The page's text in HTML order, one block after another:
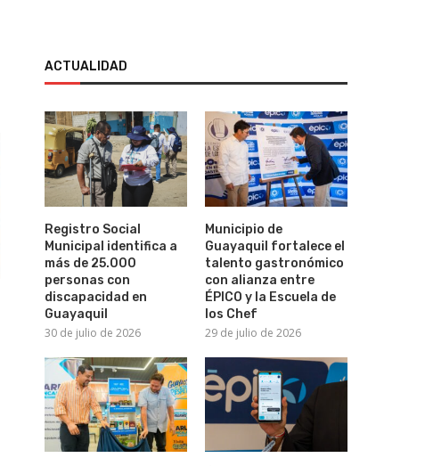
ÉPICO CAPACITA A 325
EMPRENDEDORES EN
INTELIGENCIA ARTIFICIAL...
29 de julio de 2026
BIBLIOTECA MUNICIPAL
ACTUALIDAD
Registro Social
Municipal identifica a
más de 25.000
personas con
discapacidad en
Guayaquil
30 de julio de 2026
Municipio de
Guayaquil fortalece el
talento gastronómico
con alianza entre
ÉPICO y la Escuela de
los Chef
29 de julio de 2026